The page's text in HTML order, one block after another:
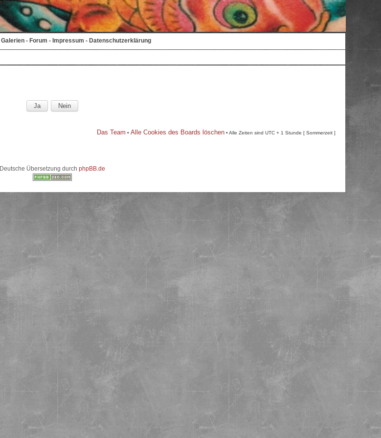
Galerien - Forum - Impressum - Datenschutzerklärung
Das Team • Alle Cookies des Boards löschen • Alle Zeiten sind UTC + 1 Stunde [ Sommerzeit ]
Deutsche Übersetzung durch phpBB.de